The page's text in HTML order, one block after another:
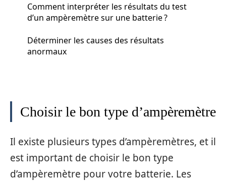
Comment interpréter les résultats du test
d’un ampèremètre sur une batterie ?
Déterminer les causes des résultats
anormaux
Choisir le bon type d’ampèremètre
Il existe plusieurs types d’ampèremètres, et il
est important de choisir le bon type
d’ampèremètre pour votre batterie. Les